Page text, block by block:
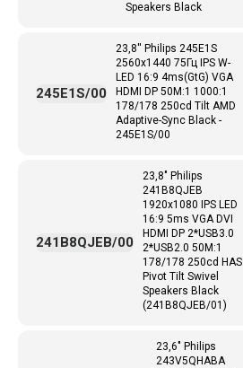
Speakers Black
23,8'' Philips 245E1S
2560x1440 75Гц IPS W-
LED 16:9 4ms(GtG) VGA
HDMI DP 50M:1 1000:1
178/178 250cd Tilt AMD
Adaptive-Sync Black -
245E1S/00
245E1S/00
23,8" Philips
241B8QJEB
1920x1080 IPS LED
16:9 5ms VGA DVI
HDMI DP 2*USB3.0
2*USB2.0 50M:1
178/178 250cd HAS
Pivot Tilt Swivel
Speakers Black
(241B8QJEB/01)
241B8QJEB/00
23,6" Philips
243V5QHABA